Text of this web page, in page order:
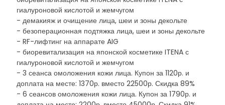
гиалуроновой кислотой и жемчугом
- демакияж и очищение лица, шеи и зоны декольте
- безоперационная подтяжка лица, шеи и зоны декольте
- RF-лифтинг на аппарате AIG
- биоревитализация на японской косметике ITENA с
гиалуроновой кислотой и жемчугом
- 3 сеанса омоложения кожи лица. Купон за 1120р. и
доплата на месте: 1370р. вместо 22500р. Скидка 89%
- 6 сеансов омоложения кожи лица. Купон за 1790р. и